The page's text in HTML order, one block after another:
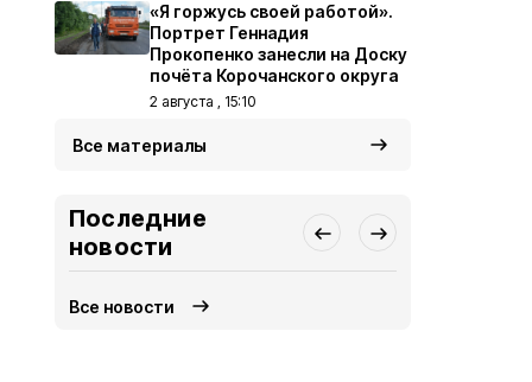
«Я горжусь своей работой».
Портрет Геннадия
Прокопенко занесли на Доску
почёта Корочанского округа
2 августа , 15:10
Все материалы
Последние
новости
Все новости